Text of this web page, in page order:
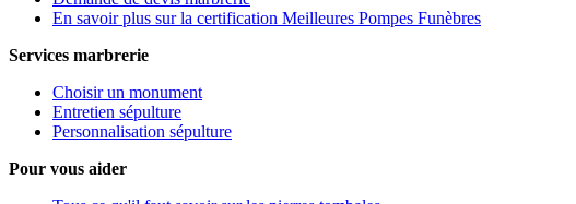
En savoir plus sur la certification Meilleures Pompes Funèbres
Services marbrerie
Choisir un monument
Entretien sépulture
Personnalisation sépulture
Pour vous aider